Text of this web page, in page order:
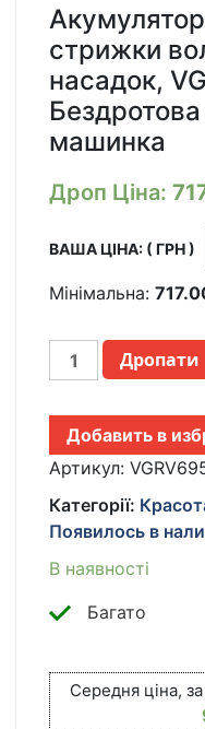
стрижки
насадок,
машинка
Дроп Ціна:
ВАША ЦІНА: ( ГРН )
Мінімальна:
АККУМУЛЯТОРНАЯ
МАШИНКА
СТРИЖКИ
ВОЛОС
+
НАСАДОК,
VGR
695
БЕСПРОВОДНАЯ
МАШИНКА
КІЛЬКІСТЬ
Дропати
Добавить в
Артикул:
Категорії:
Появилось в
В наявності
Багато
Середня ціна,